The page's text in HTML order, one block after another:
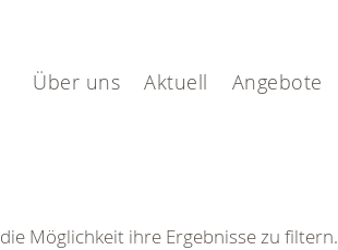
Über uns Aktuell Angebote
Möglichkeit ihre Ergebnisse zu filtern.